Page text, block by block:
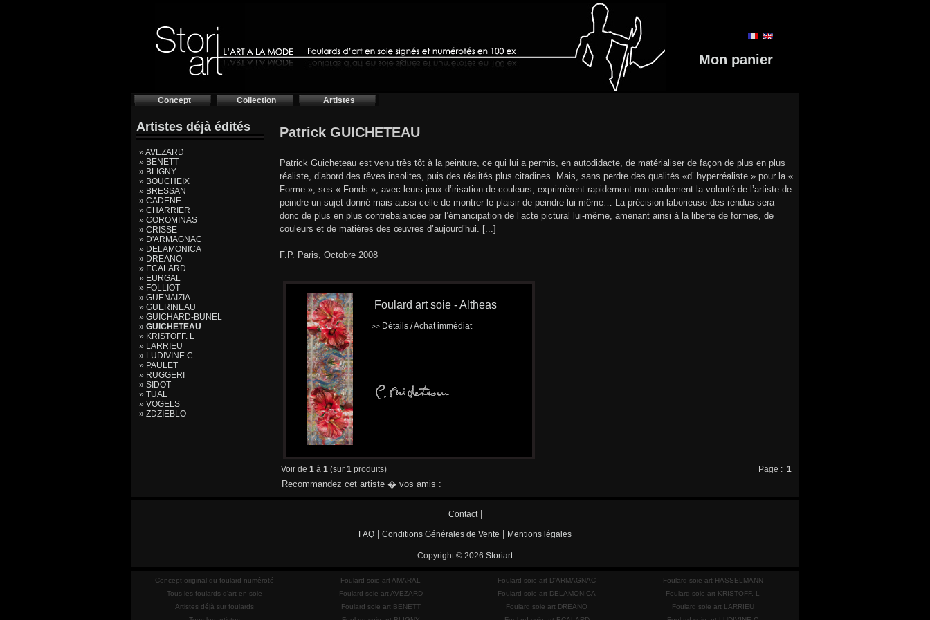
Mon panier
Concept Collection Artistes
Artistes déjà édités
» AVEZARD
» BENETT
» BLIGNY
» BOUCHEIX
» BRESSAN
» CADENE
» CHARRIER
» COROMINAS
» CRISSE
» D'ARMAGNAC
» DELAMONICA
» DREANO
» ECALARD
» EURGAL
» FOLLIOT
» GUENAIZIA
» GUERINEAU
» GUICHARD-BUNEL
» GUICHETEAU
» KRISTOFF. L
» LARRIEU
» LUDIVINE C
» PAULET
» RUGGERI
» SIDOT
» TUAL
» VOGELS
» ZDZIEBLO
Patrick GUICHETEAU
Patrick Guicheteau est venu très tôt à la peinture, ce qui lui a permis, en autodidacte, de matérialiser de façon de plus en plus
réaliste, d’abord des rêves insolites, puis des réalités plus citadines. Mais, sans perdre des qualités «d’ hyperréaliste » pour la «
Forme », ses « Fonds », avec leurs jeux d’irisation de couleurs, exprimèrent rapidement non seulement la volonté de l’artiste de
peindre un sujet donné mais aussi celle de montrer le plaisir de peindre lui-même… La précision laborieuse des rendus sera
donc de plus en plus contrebalancée par l’émancipation de l’acte pictural lui-même, amenant ainsi à la liberté de formes, de
couleurs et de matières des œuvres d’aujourd’hui. [...]
F.P. Paris, Octobre 2008
Foulard art soie - Altheas
>> Détails / Achat immédiat
Voir de 1 à 1 (sur 1 produits) Page : 1
Recommandez cet artiste � vos amis :
Contact|
FAQ Conditions Générales de Vente Mentions légales
Copyright © 2026 Storiart
Concept original du foulard numéroté
Tous les foulards d'art en soie
Artistes déjà sur foulards
Foulard soie art AMARAL
Foulard soie art AVEZARD
Foulard soie art BENETT
Foulard soie art D'ARMAGNAC
Foulard soie art DELAMONICA
Foulard soie art DREANO
Foulard soie art HASSELMANN
Foulard soie art KRISTOFF. L
Foulard soie art LARRIEU